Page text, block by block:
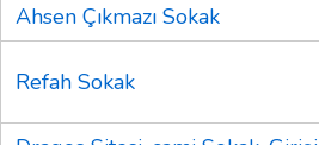
Ahsen Çıkmazı Sokak
Refah Sokak